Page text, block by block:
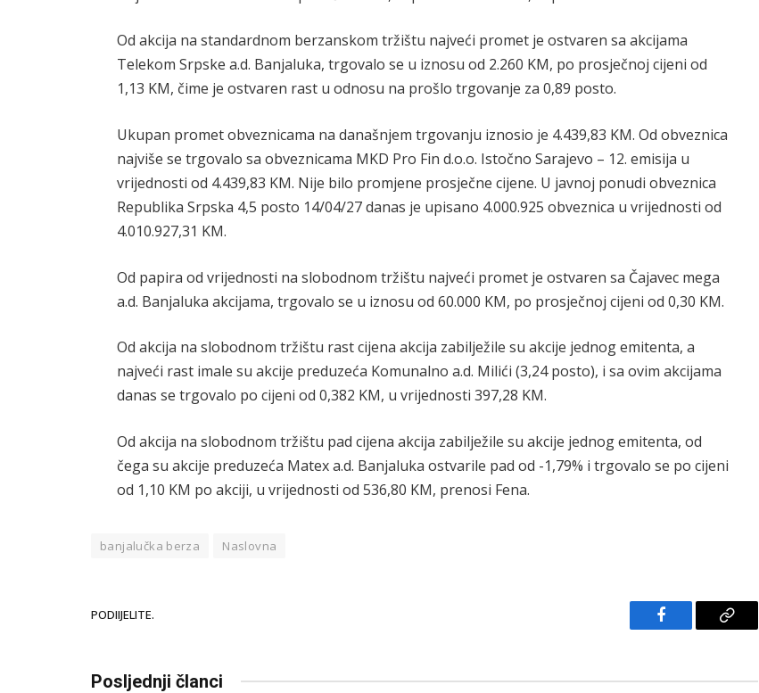
Od akcija na standardnom berzanskom tržištu najveći promet je ostvaren sa akcijama
Telekom Srpske a.d. Banjaluka, trgovalo se u iznosu od 2.260 KM, po prosječnoj cijeni od
1,13 KM, čime je ostvaren rast u odnosu na prošlo trgovanje za 0,89 posto.
Ukupan promet obveznicama na današnjem trgovanju iznosio je 4.439,83 KM. Od obveznica
najviše se trgovalo sa obveznicama MKD Pro Fin d.o.o. Istočno Sarajevo – 12. emisija u
vrijednosti od 4.439,83 KM. Nije bilo promjene prosječne cijene. U javnoj ponudi obveznica
Republika Srpska 4,5 posto 14/04/27 danas je upisano 4.000.925 obveznica u vrijednosti od
4.010.927,31 KM.
Od papira od vrijednosti na slobodnom tržištu najveći promet je ostvaren sa Čajavec mega
a.d. Banjaluka akcijama, trgovalo se u iznosu od 60.000 KM, po prosječnoj cijeni od 0,30 KM.
Od akcija na slobodnom tržištu rast cijena akcija zabilježile su akcije jednog emitenta, a
najveći rast imale su akcije preduzeća Komunalno a.d. Milići (3,24 posto), i sa ovim akcijama
danas se trgovalo po cijeni od 0,382 KM, u vrijednosti 397,28 KM.
Od akcija na slobodnom tržištu pad cijena akcija zabilježile su akcije jednog emitenta, od
čega su akcije preduzeća Matex a.d. Banjaluka ostvarile pad od -1,79% i trgovalo se po cijeni
od 1,10 KM po akciji, u vrijednosti od 536,80 KM, prenosi Fena.
banjalučka berza Naslovna
PODIIJELITE.
Facebook Copy
Posljednji članci